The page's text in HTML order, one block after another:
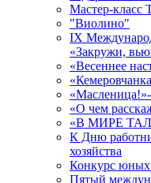
Мастер-
"Виолино"
IX
«Закружи,
«Весеннее
«О чем
«В МИРЕ
К Дню
хозяйства
Конкурс юных
Пятый